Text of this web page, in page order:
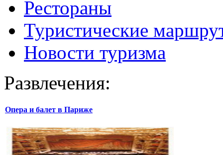
Рестораны
Туристические
Новости туризма
Развлечения:
Опера и балет в Париже